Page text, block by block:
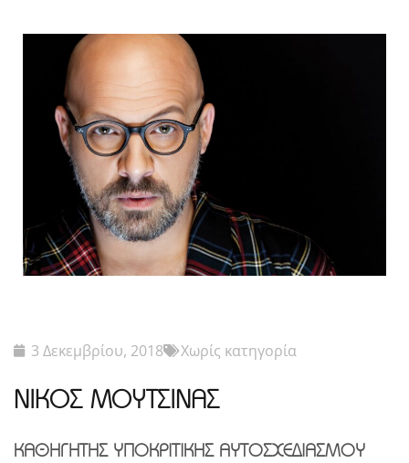
3 Δεκεμβρίου, 2018 Χωρίς κατηγορία
ΝΙΚΟΣ ΜΟΥΤΣΙΝΑΣ
ΚΑΘΗΓΗΤΗΣ ΥΠΟΚΡΙΤΙΚΗΣ ΑΥΤΟΣΧΕΔΙΑΣΜΟΥ